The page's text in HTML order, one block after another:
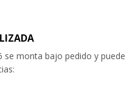
se monta bajo pedido y puede